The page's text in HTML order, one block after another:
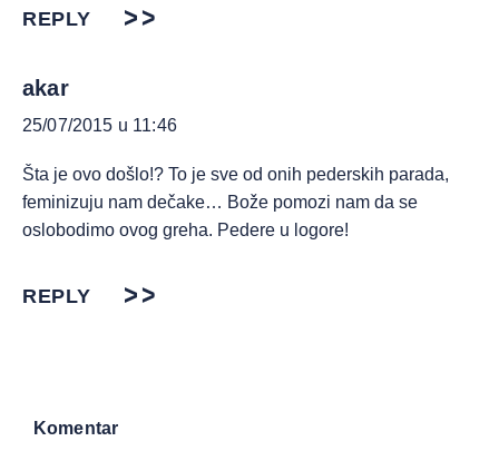
REPLY
akar
25/07/2015 u 11:46
Šta je ovo došlo!? To je sve od onih pederskih parada,
feminizuju nam dečake… Bože pomozi nam da se
oslobodimo ovog greha. Pedere u logore!
REPLY
Komentar